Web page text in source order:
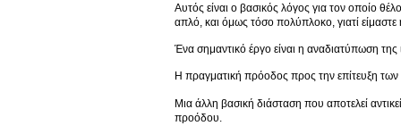
Αυτός είναι ο βασικός λόγος για τον οποίο
απλό, και όμως τόσο πολύπλοκο, γιατί είμαστε
Ένα σημαντικό έργο είναι η αναδιατύπωση της
Η πραγματική πρόοδος προς την επίτευξη των
Μια άλλη βασική διάσταση που αποτελεί
προόδου.